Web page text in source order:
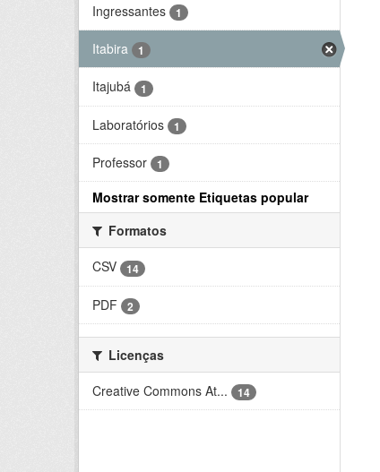
Ingressantes 1
Itabira 1
Itajubá 1
Laboratórios 1
Professor 1
Mostrar somente Etiquetas popular
Formatos
CSV
14
PDF 2
Licenças
Creative Commons At...
14